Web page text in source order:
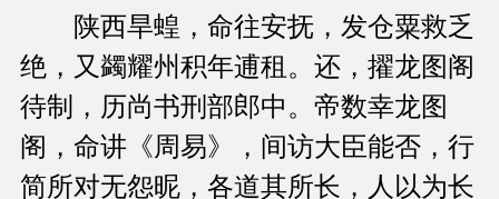
陕西旱蝗，命往安抚，发仓粟救乏
绝，又蠲耀州积年逋租。还，擢龙图阁
待制，历尚书刑部郎中。帝数幸龙图
阁，命讲《周易》，间访大臣能否，行
简所对无怨昵，各道其所长，人以为长